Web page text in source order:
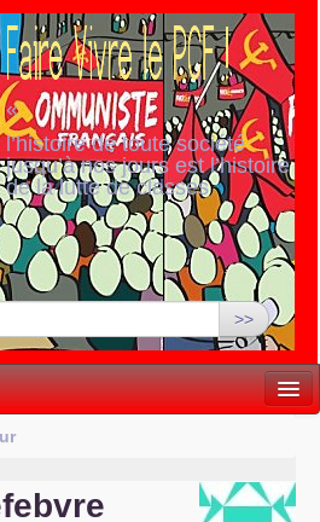
«
l’histoire de toute société
jusqu’à nos jours est l’histoire
de la lutte de classes
>>